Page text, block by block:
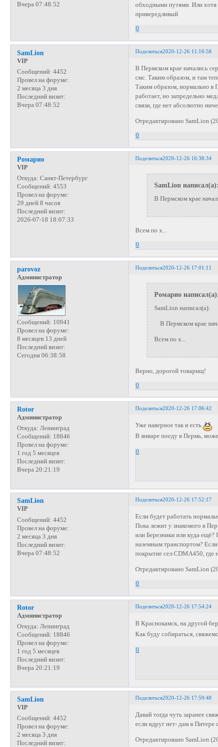
Вчера 07:48:52
обходными путями. Или
привередливый
0
Поделиться2020-12-26 11:16:58
SamLion
VIP
Сообщений: 4452
Провел на форуме:
2 месяца 3 дня
Последний визит:
Вчера 07:48:52
В Пермском крае начались
смс. Таким образом, и там
Таким образом, нормально в
работает, но запредельно
связи, где нет абсолютно
Отредактировано SamLion
0
Поделиться2020-12-26 16:38:34
Ромарио
VIP
Откуда: Санкт-Петербург
Сообщений: 4553
Провел на форуме:
29 дней 8 часов
Последний визит:
2026-07-18 18:07:33
SamLion
В Пермском крае
Всем по х...
0
Поделиться2020-12-26 17:01:11
parovoz
Администратор
Сообщений: 10941
Провел на форуме:
8 месяцев 13 дней
Последний визит:
Сегодня 06:38:58
Ромарио
SamLion написал(а):
В Пермском крае
Всем по х...
Верно, дорогой товарищ!
0
Поделиться2020-12-26 17:06:42
Rotor
Администратор
Откуда: Ленинград
Сообщений: 18846
Провел на форуме:
1 год 5 месяцев
Последний визит:
Вчера 20:21:19
Уже наверное так и есть
В январе поеду в Пермь,
0
Поделиться2020-12-26 17:52:17
SamLion
VIP
Сообщений: 4452
Провел на форуме:
2 месяца 3 дня
Последний визит:
Вчера 07:48:52
Если будет работать
Пока лежит у знакомого в
или Березники или куда ещё?
наземным транспортом?
покрытие сел CDMA450, где
Отредактировано SamLion
0
Поделиться2020-12-26 17:54:24
Rotor
Администратор
Откуда: Ленинград
Сообщений: 18846
Провел на форуме:
1 год 5 месяцев
Последний визит:
Вчера 20:21:19
В Краснокамск, на другой
Как буду собираться,
0
Поделиться2020-12-26 17:59:48
SamLion
VIP
Сообщений: 4452
Провел на форуме:
2 месяца 3 дня
Последний визит:
Давай тогда чуть заранее
если вдруг нет- дам в
Отредактировано SamLion